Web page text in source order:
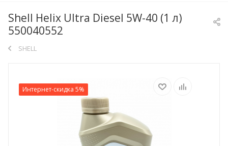
Shell Helix Ultra Diesel 5W-40 (1 л)
550040552
SHELL
Интернет-скидка 5%